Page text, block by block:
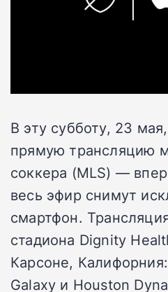
В эту субботу, 23
прямую трансляцию
соккера (MLS) —
весь эфир снимут
смартфон.
стадиона Dignity
Карсоне,
Galaxy и Houston